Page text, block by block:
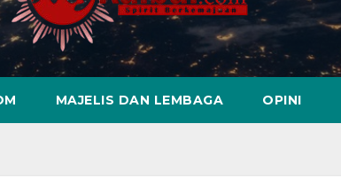
MAJELIS DAN LEMBAGA OPINI